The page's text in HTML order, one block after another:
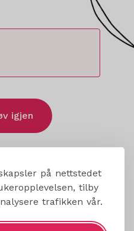
på nettstedet
tilby
trafikken vår.
igjen